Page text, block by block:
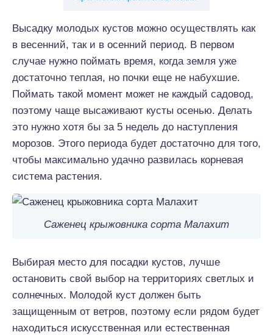
Высадку молодых кустов можно осуществлять как
в весенний, так и в осенний период. В первом
случае нужно поймать время, когда земля уже
достаточно теплая, но почки еще не набухшие.
Поймать такой момент может не каждый садовод,
поэтому чаще высаживают кусты осенью. Делать
это нужно хотя бы за 5 недель до наступления
морозов. Этого периода будет достаточно для того,
чтобы максимально удачно развилась корневая
система растения.
Саженец крыжовника сорта Малахит
Выбирая место для посадки кустов, лучше
остановить свой выбор на территориях светлых и
солнечных. Молодой куст должен быть
защищенным от ветров, поэтому если рядом будет
находиться искусственная или естественная